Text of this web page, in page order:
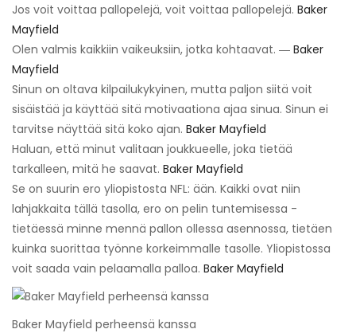
Jos voit voittaa pallopelejä, voit voittaa pallopelejä. Baker
Mayfield
Olen valmis kaikkiin vaikeuksiin, jotka kohtaavat. ― Baker
Mayfield
Sinun on oltava kilpailukykyinen, mutta paljon siitä voit
sisäistää ja käyttää sitä motivaationa ajaa sinua. Sinun ei
tarvitse näyttää sitä koko ajan. Baker Mayfield
Haluan, että minut valitaan joukkueelle, joka tietää
tarkalleen, mitä he saavat. Baker Mayfield
Se on suurin ero yliopistosta NFL: ään. Kaikki ovat niin
lahjakkaita tällä tasolla, ero on pelin tuntemisessa -
tietäessä minne mennä pallon ollessa asennossa, tietäen
kuinka suorittaa työnne korkeimmalle tasolle. Yliopistossa
voit saada vain pelaamalla palloa. Baker Mayfield
Baker Mayfield perheensä kanssa